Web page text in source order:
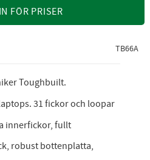
FÖR PRISER
TB66A
Toughbuilt.
31 fickor och loopar
innerfickor, fullt
robust bottenplatta,